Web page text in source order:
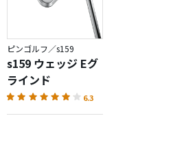
スコアリングラインの間にさらに
ていてメッチャスピン掛かります
これってルール適合？
このＭグラインドのソール形状は、
りして基本ダウンブローに打ち、何
私の打ち方にめちゃくちゃ合っている
ピンゴルフ／s159
s159 ウェッジ Eグ
ラインド
6.3